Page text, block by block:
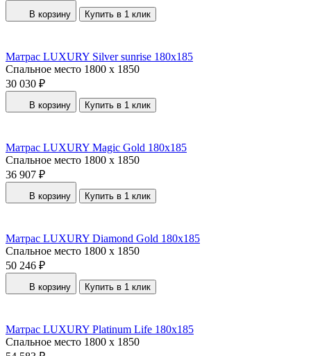
В корзину Купить в 1 клик
Матрас LUXURY Silver sunrise 180x185
Спальное место 1800 x 1850
30 030 ₽
В корзину Купить в 1 клик
Матрас LUXURY Magic Gold 180x185
Спальное место 1800 x 1850
36 907 ₽
В корзину Купить в 1 клик
Матрас LUXURY Diamond Gold 180x185
Спальное место 1800 x 1850
50 246 ₽
В корзину Купить в 1 клик
Матрас LUXURY Platinum Life 180x185
Спальное место 1800 x 1850